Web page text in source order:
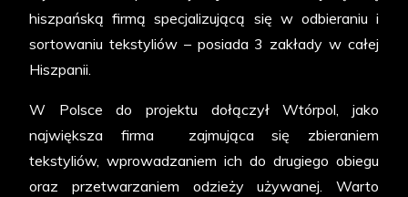
hiszpańską firmą specjalizującą się w odbieraniu i
sortowaniu tekstyliów – posiada 3 zakłady w całej
Hiszpanii.
W Polsce do projektu dołączył Wtórpol, jako
największa firma zajmująca się zbieraniem
tekstyliów, wprowadzaniem ich do drugiego obiegu
oraz przetwarzaniem odzieży używanej. Warto